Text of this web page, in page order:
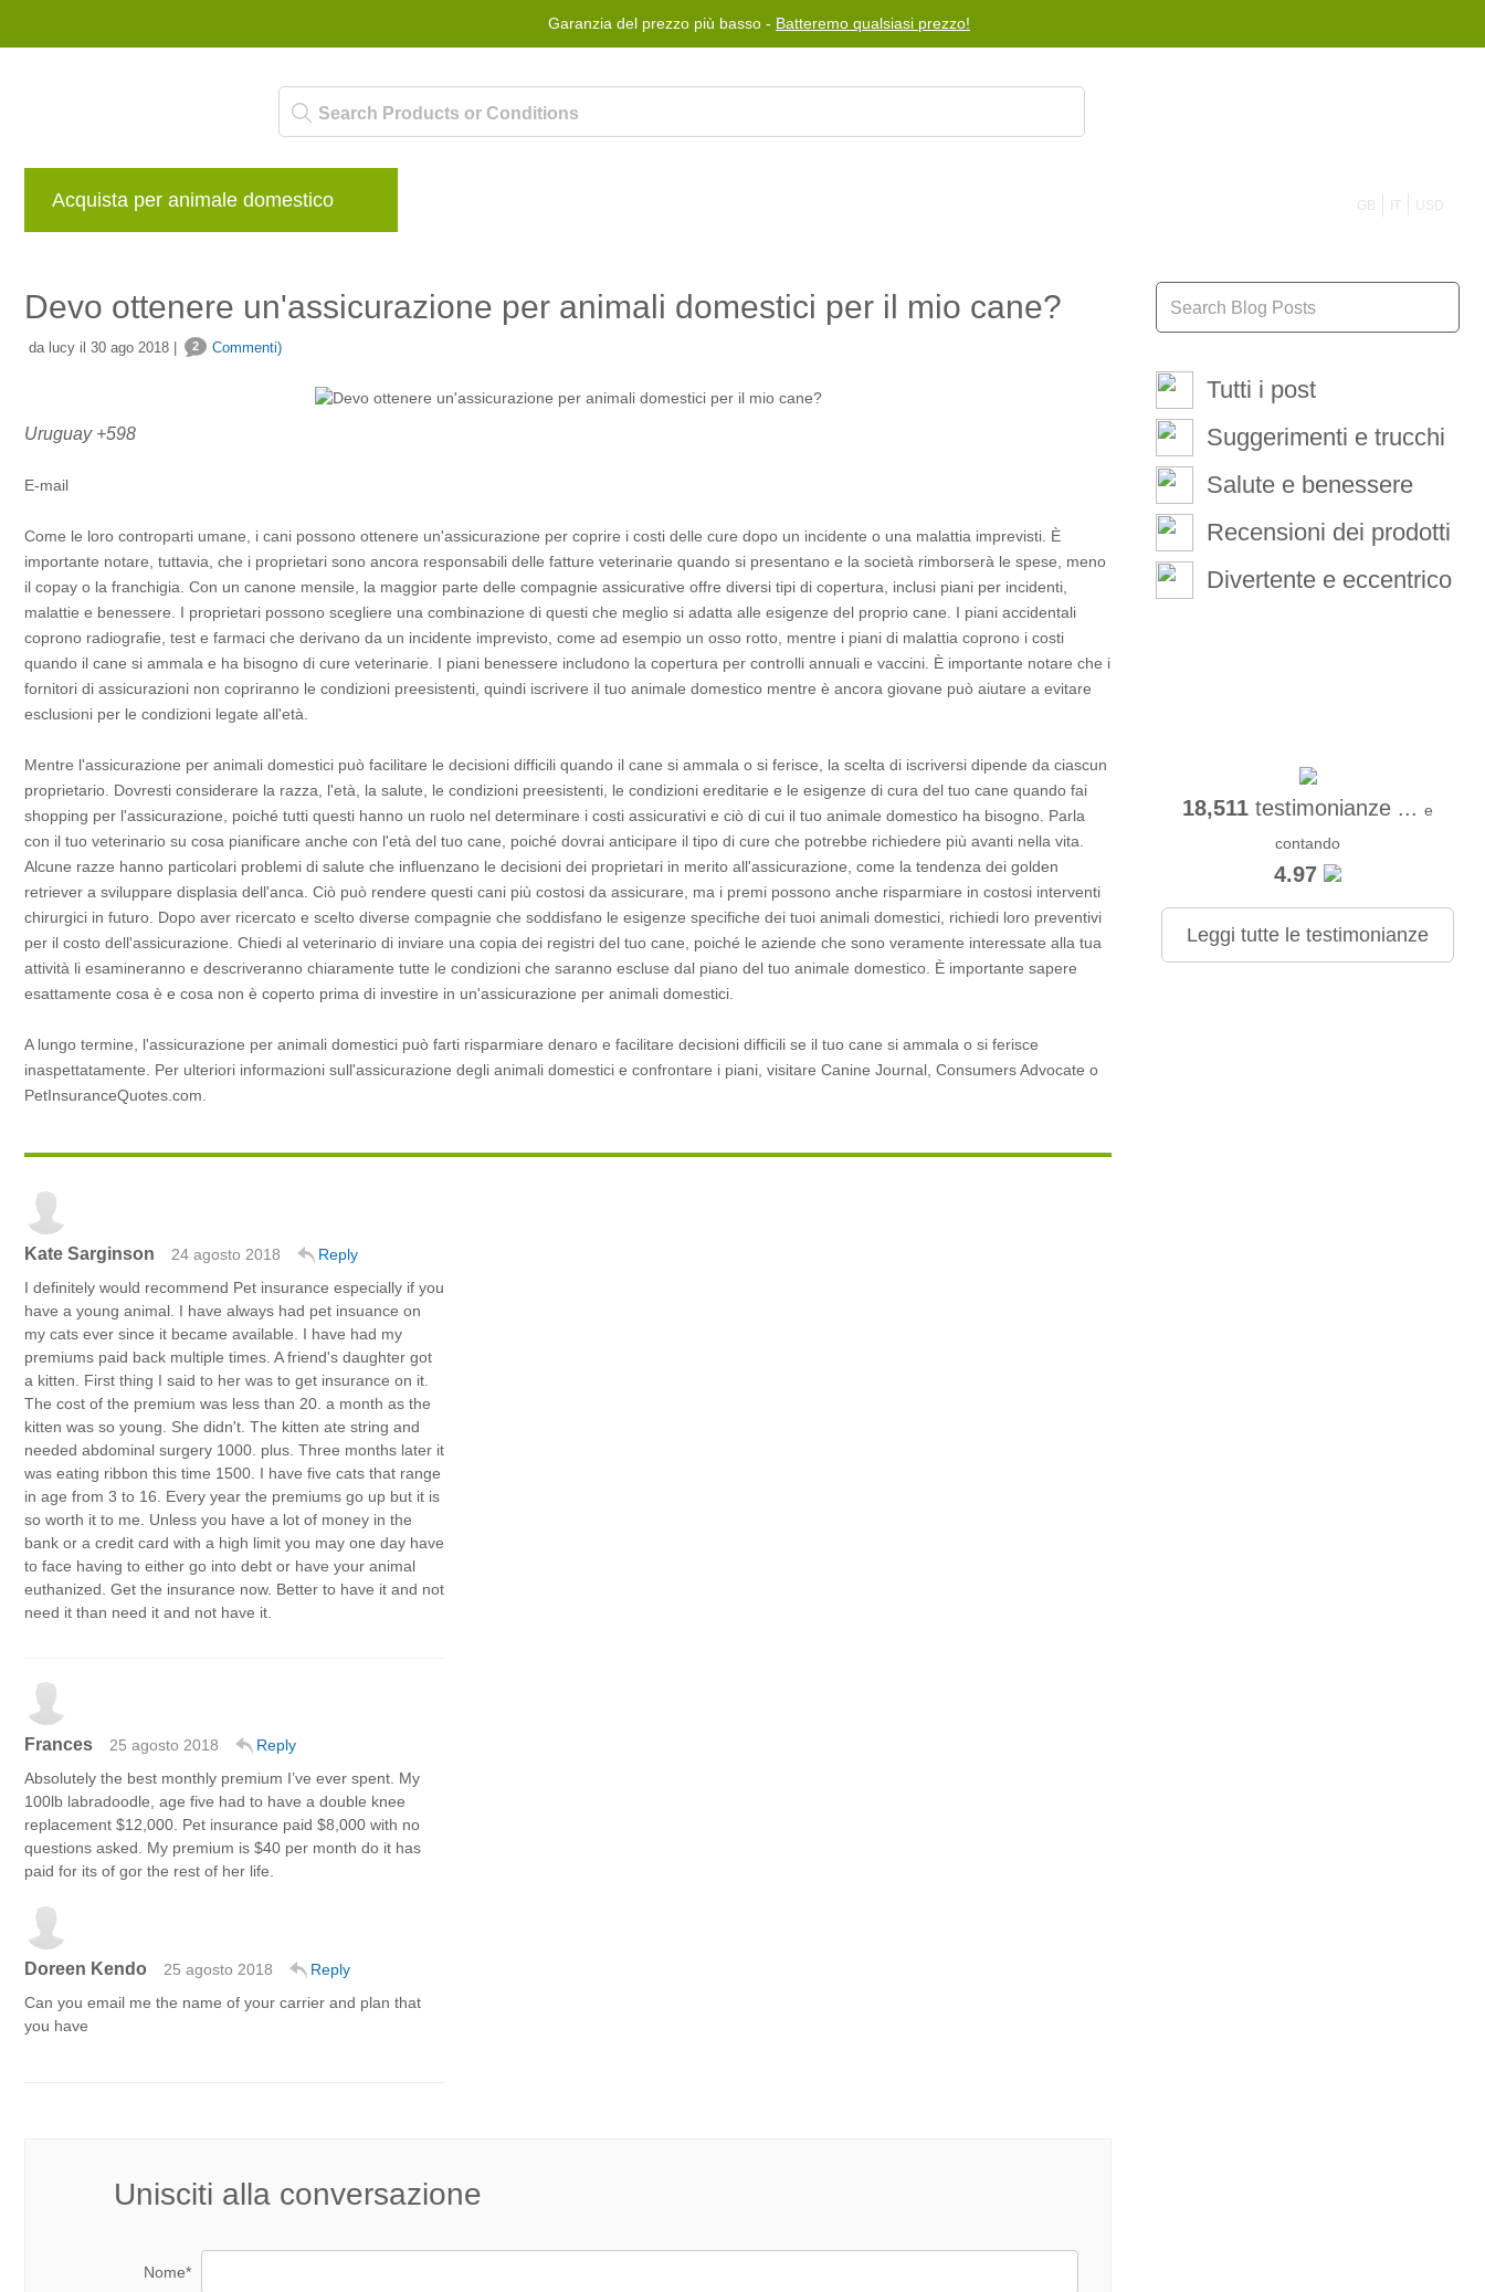
Garanzia del prezzo più basso - Batteremo qualsiasi prezzo!
Acquista per animale domestico GB IT USD
Devo ottenere un'assicurazione per animali domestici per il mio cane?
da lucy il 30 ago 2018 | 2 Commenti)
Uruguay +598
E-mail
Come le loro controparti umane, i cani possono ottenere un'assicurazione per coprire i costi delle cure dopo un incidente o una malattia imprevisti. È
importante notare, tuttavia, che i proprietari sono ancora responsabili delle fatture veterinarie quando si presentano e la società rimborserà le spese, meno
il copay o la franchigia. Con un canone mensile, la maggior parte delle compagnie assicurative offre diversi tipi di copertura, inclusi piani per incidenti,
malattie e benessere. I proprietari possono scegliere una combinazione di questi che meglio si adatta alle esigenze del proprio cane. I piani accidentali
coprono radiografie, test e farmaci che derivano da un incidente imprevisto, come ad esempio un osso rotto, mentre i piani di malattia coprono i costi
quando il cane si ammala e ha bisogno di cure veterinarie. I piani benessere includono la copertura per controlli annuali e vaccini. È importante notare che i
fornitori di assicurazioni non copriranno le condizioni preesistenti, quindi iscrivere il tuo animale domestico mentre è ancora giovane può aiutare a evitare
esclusioni per le condizioni legate all'età.
Mentre l'assicurazione per animali domestici può facilitare le decisioni difficili quando il cane si ammala o si ferisce, la scelta di iscriversi dipende da ciascun
proprietario. Dovresti considerare la razza, l'età, la salute, le condizioni preesistenti, le condizioni ereditarie e le esigenze di cura del tuo cane quando fai
shopping per l'assicurazione, poiché tutti questi hanno un ruolo nel determinare i costi assicurativi e ciò di cui il tuo animale domestico ha bisogno. Parla
con il tuo veterinario su cosa pianificare anche con l'età del tuo cane, poiché dovrai anticipare il tipo di cure che potrebbe richiedere più avanti nella vita.
Alcune razze hanno particolari problemi di salute che influenzano le decisioni dei proprietari in merito all'assicurazione, come la tendenza dei golden
retriever a sviluppare displasia dell'anca. Ciò può rendere questi cani più costosi da assicurare, ma i premi possono anche risparmiare in costosi interventi
chirurgici in futuro. Dopo aver ricercato e scelto diverse compagnie che soddisfano le esigenze specifiche dei tuoi animali domestici, richiedi loro preventivi
per il costo dell'assicurazione. Chiedi al veterinario di inviare una copia dei registri del tuo cane, poiché le aziende che sono veramente interessate alla tua
attività li esamineranno e descriveranno chiaramente tutte le condizioni che saranno escluse dal piano del tuo animale domestico. È importante sapere
esattamente cosa è e cosa non è coperto prima di investire in un'assicurazione per animali domestici.
A lungo termine, l'assicurazione per animali domestici può farti risparmiare denaro e facilitare decisioni difficili se il tuo cane si ammala o si ferisce
inaspettatamente. Per ulteriori informazioni sull'assicurazione degli animali domestici e confrontare i piani, visitare Canine Journal, Consumers Advocate o
PetInsuranceQuotes.com.
Unisciti alla conversazione
Nome*
Kate Sarginson 24 agosto 2018
Reply
I definitely would recommend Pet insurance especially if you
have a young animal. I have always had pet insuance on
my cats ever since it became available. I have had my
premiums paid back multiple times. A friend's daughter got
a kitten. First thing I said to her was to get insurance on it.
The cost of the premium was less than 20. a month as the
kitten was so young. She didn't. The kitten ate string and
needed abdominal surgery 1000. plus. Three months later it
was eating ribbon this time 1500. I have five cats that range
in age from 3 to 16. Every year the premiums go up but it is
so worth it to me. Unless you have a lot of money in the
bank or a credit card with a high limit you may one day have
to face having to either go into debt or have your animal
euthanized. Get the insurance now. Better to have it and not
need it than need it and not have it.
Frances 25 agosto 2018
Reply
Absolutely the best monthly premium I’ve ever spent. My
100lb labradoodle, age five had to have a double knee
replacement $12,000. Pet insurance paid $8,000 with no
questions asked. My premium is $40 per month do it has
paid for its of gor the rest of her life.
Doreen Kendo 25 agosto 2018
Reply
Can you email me the name of your carrier and plan that
you have
Tutti i post
Suggerimenti e trucchi
Salute e benessere
Recensioni dei prodotti
Divertente e eccentrico
18,511 testimonianze ...e
contando
4.97
Leggi tutte le testimonianze